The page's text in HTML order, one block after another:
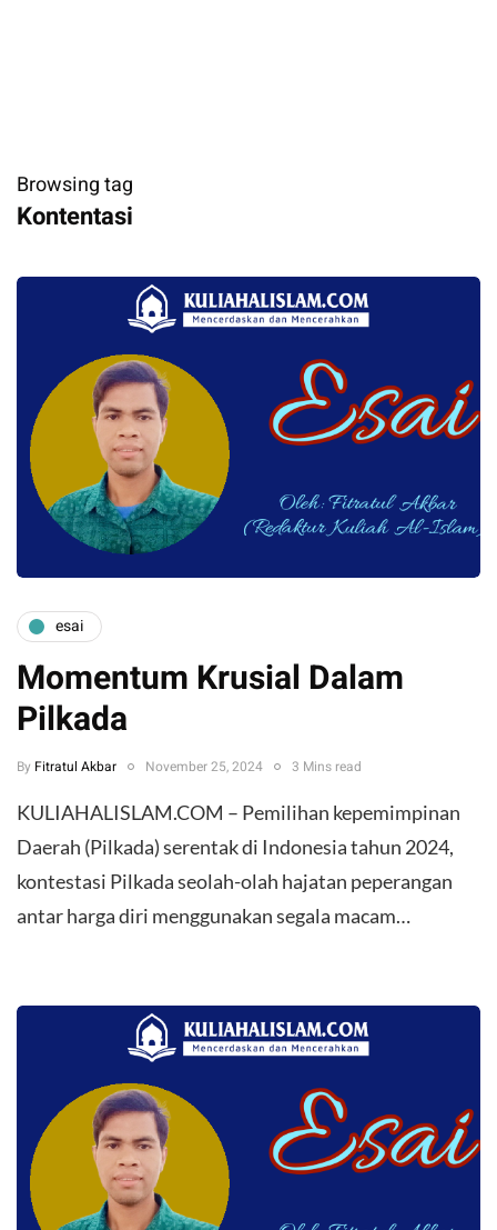
Browsing tag
Kontentasi
esai
Momentum Krusial Dalam
Pilkada
By Fitratul Akbar November 25, 2024 3 Mins read
KULIAHALISLAM.COM – Pemilihan kepemimpinan
Daerah (Pilkada) serentak di Indonesia tahun 2024,
kontestasi Pilkada seolah-olah hajatan peperangan
antar harga diri menggunakan segala macam…